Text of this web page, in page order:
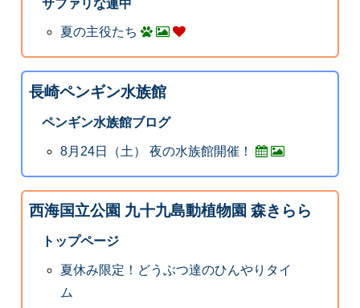
サファリな連中
夏の主役たち
長崎ペンギン水族館
ペンギン水族館ブログ
8月24日（土） 夜の水族館開催！
西海国立公園 九十九島動植物園 森きらら
トップページ
夏休み限定！どうぶつ達のひんやりタイ
ム